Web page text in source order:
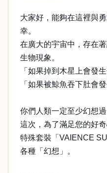
大家好，能夠在這裡與
幸。
在廣大的宇宙中，存在
生物現象。
「如果掉到木星上會發
「如果被鯨魚吞下肚會
你們人類一定至少幻想過
這次，為了滿足您的好
特殊套裝「VAIENCE
各種「幻想」。